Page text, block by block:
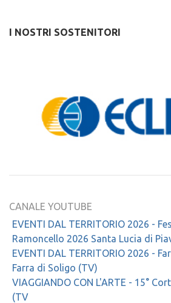
I NOSTRI SOSTENITORI
CANALE YOUTUBE
EVENTI DAL TERRITORIO 2026 -
Ramoncello 2026 Santa Lucia di
EVENTI DAL TERRITORIO 2026 -
Farra di Soligo (TV)
VIAGGIANDO CON L'ARTE - 15°
(TV